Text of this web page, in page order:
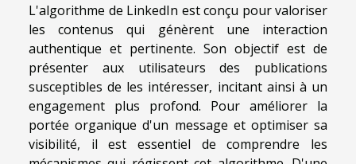
L'algorithme de LinkedIn est conçu pour valoriser
les contenus qui génèrent une interaction
authentique et pertinente. Son objectif est de
présenter aux utilisateurs des publications
susceptibles de les intéresser, incitant ainsi à un
engagement plus profond. Pour améliorer la
portée organique d'un message et optimiser sa
visibilité, il est essentiel de comprendre les